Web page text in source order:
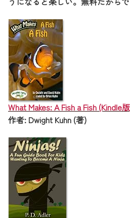
What Makes: A Fish a Fish (Kindle
作者: Dwight Kuhn (著)